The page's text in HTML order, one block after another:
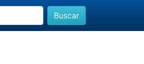
Buscar